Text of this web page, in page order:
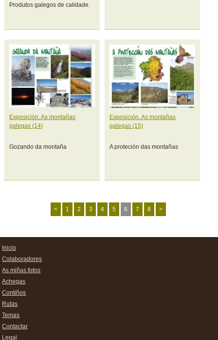
Produtos galegos de calidade.
Exposición. As montañas
galegas (14)
Gozando da montaña
Exposición. As montañas
galegas (15)
A proteción das montañas
< 1 2 3 4 5 6 7 8 >
Inicio
Colaboradores
As miñas fotos
Achegas
Contiños
Rutas
Temas
Contactar
Legal